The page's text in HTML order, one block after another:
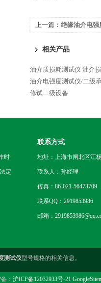
上一篇： 绝缘油介电
相关产品
油介质损耗测试仪 油介
油介电强度测试仪/二级
修试二级设备
时
定
联系方式
地址：上海市闸北区江
联系人：孙经理
传真：86-021-56473709
联系QQ：2919853986
邮箱：
测试仪型号规格的相关信息。
： 沪ICP备12032933号-21